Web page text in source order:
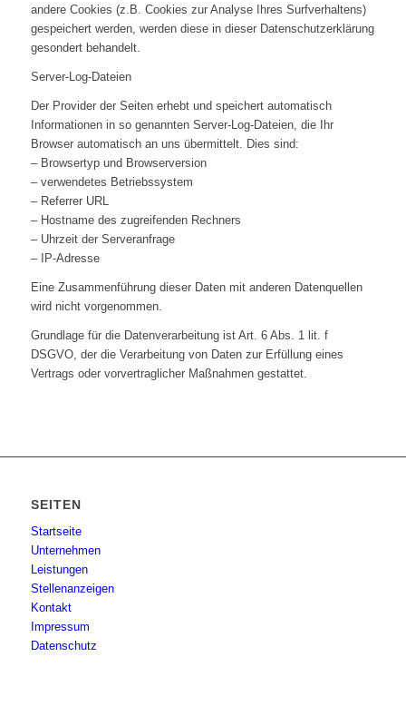
andere Cookies (z.B. Cookies zur Analyse Ihres Surfverhaltens)
gespeichert werden, werden diese in dieser Datenschutzerklärung
gesondert behandelt.
Server-Log-Dateien
Der Provider der Seiten erhebt und speichert automatisch
Informationen in so genannten Server-Log-Dateien, die Ihr
Browser automatisch an uns übermittelt. Dies sind:
– Browsertyp und Browserversion
– verwendetes Betriebssystem
– Referrer URL
– Hostname des zugreifenden Rechners
– Uhrzeit der Serveranfrage
– IP-Adresse
Eine Zusammenführung dieser Daten mit anderen Datenquellen
wird nicht vorgenommen.
Grundlage für die Datenverarbeitung ist Art. 6 Abs. 1 lit. f
DSGVO, der die Verarbeitung von Daten zur Erfüllung eines
Vertrags oder vorvertraglicher Maßnahmen gestattet.
SEITEN
Startseite
Unternehmen
Leistungen
Stellenanzeigen
Kontakt
Impressum
Datenschutz